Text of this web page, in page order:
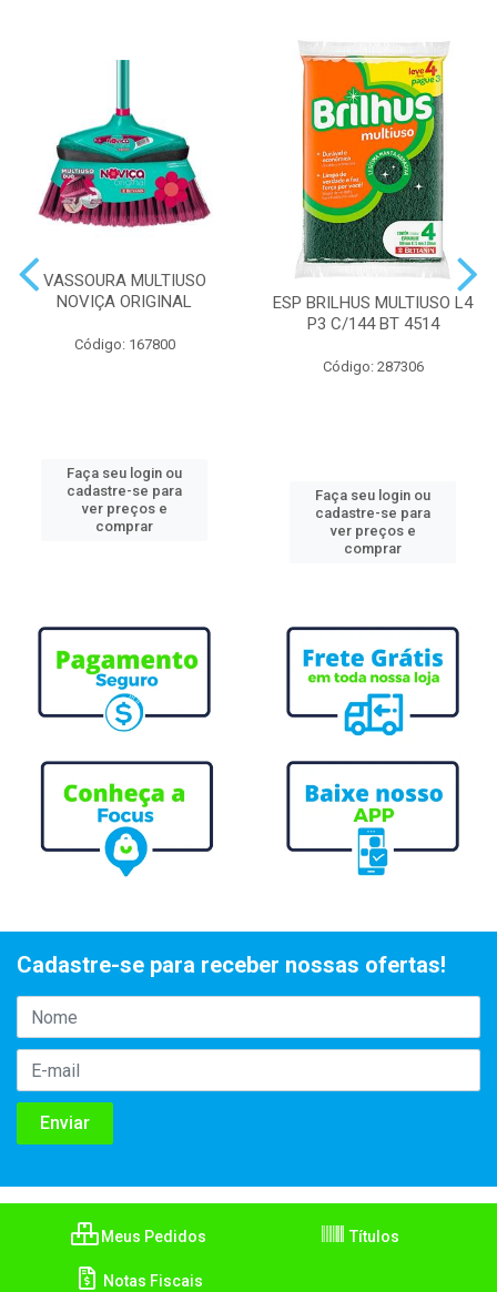
VASSOURA MULTIUSO
NOVIÇA ORIGINAL
Código: 167800
Faça seu login ou
cadastre-se para
ver preços e
comprar
ESP BRILHUS MULTIUSO L4
P3 C/144 BT 4514
Código: 287306
Faça seu login ou
cadastre-se para
ver preços e
comprar
Cadastre-se para receber nossas ofertas!
Meus Pedidos Títulos
Notas Fiscais